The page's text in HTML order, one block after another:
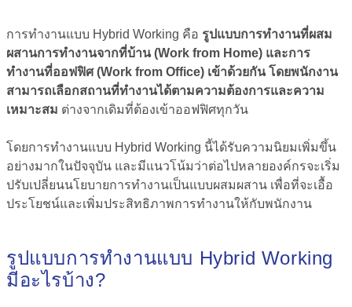
การทำงานแบบ Hybrid Working คือ รูปแบบการทำงานที่ผสม
ผสานการทำงานจากที่บ้าน (Work from Home) และการ
ทำงานที่ออฟฟิศ (Work from Office) เข้าด้วยกัน โดยพนักงาน
สามารถเลือกสถานที่ทำงานได้ตามความต้องการและความ
เหมาะสม ต่างจากเดิมที่ต้องเข้าออฟฟิศทุกวัน
โดยการทำงานแบบ Hybrid Working นี้ได้รับความนิยมเพิ่มขึ้น
อย่างมากในปัจจุบัน และมีแนวโน้มว่าต่อไปหลายองค์กรจะเริ่ม
ปรับเปลี่ยนนโยบายการทำงานเป็นแบบผสมผสาน เพื่อที่จะเอื้อ
ประโยชน์และเพิ่มประสิทธิภาพการทำงานให้กับพนักงาน
รูปแบบการทำงานแบบ Hybrid Working
มีอะไรบ้าง?